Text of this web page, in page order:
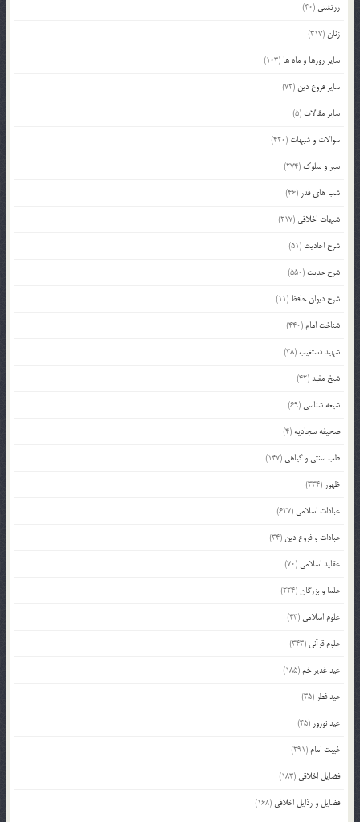
زرتشتی (40)
زنان(317)
سایر روزها و ماه ها (103)
سایر فروع دین (72)
سایر مقالات (5)
سوالات و شبهات (420)
سیر و سلوک (274)
شب های قدر (46)
شبهات اخلاقی (217)
شرح احادیث (51)
شرح حدیث (550)
شرح دیوان حافظ (11)
شناخت امام (440)
شهید دستغیب(38)
شیخ مفید(42)
شیعه شناسی (69)
صحیفه سجادیه (4)
طب سنتی و گیاهی (147)
ظهور (334)
عبادات اسلامی (627)
عبادات و فروع دین (34)
عقاید اسلامی (70)
علما و بزرگان(224)
علوم اسلامی (43)
علوم قرآنی (343)
عید غدیر خم(185)
عید فطر (35)
عید نوروز (45)
غیبت امام (291)
فضایل اخلاقی (183)
فضایل و رذایل اخلاقی (168)